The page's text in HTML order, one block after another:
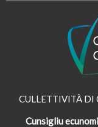
CULLETTIVITÀ DI
Cunsigliu